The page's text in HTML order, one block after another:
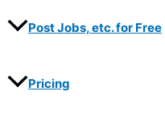
Post Jobs, etc. for Free
Pricing